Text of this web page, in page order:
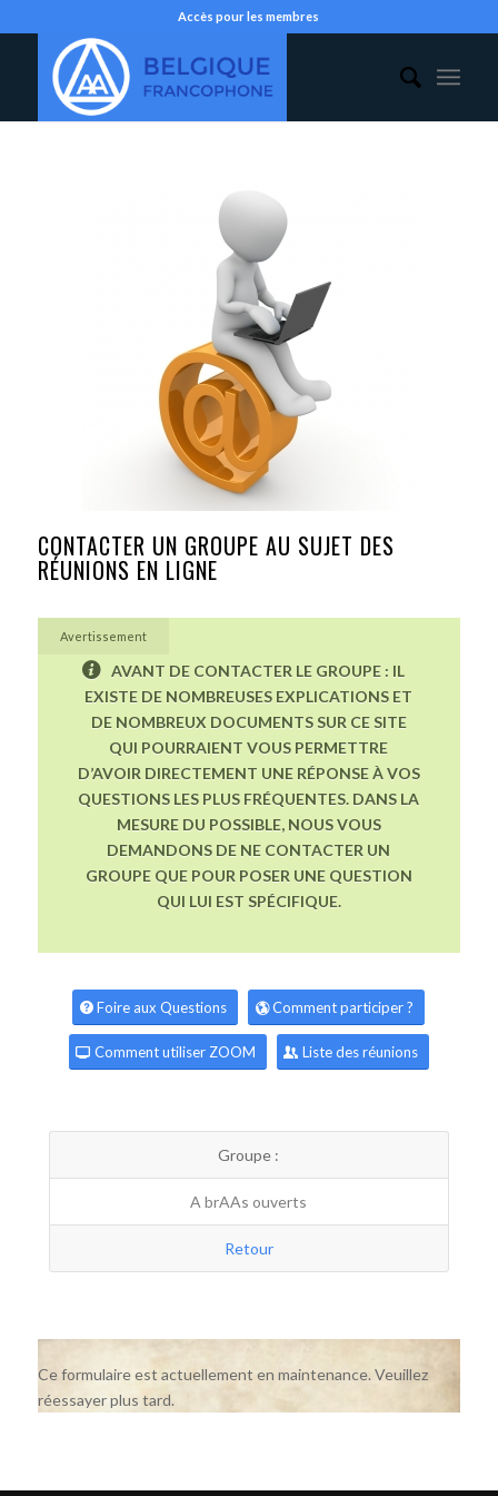
Accès pour les membres
CONTACTER UN GROUPE AU SUJET DES
RÉUNIONS EN LIGNE
Avertissement
AVANT DE CONTACTER LE GROUPE : IL
EXISTE DE NOMBREUSES EXPLICATIONS ET
DE NOMBREUX DOCUMENTS SUR CE SITE
QUI POURRAIENT VOUS PERMETTRE
D’AVOIR DIRECTEMENT UNE RÉPONSE À VOS
QUESTIONS LES PLUS FRÉQUENTES. DANS LA
MESURE DU POSSIBLE, NOUS VOUS
DEMANDONS DE NE CONTACTER UN
GROUPE QUE POUR POSER UNE QUESTION
QUI LUI EST SPÉCIFIQUE.
Foire aux Questions Comment participer ?
Comment utiliser ZOOM Liste des réunions
Groupe :
A brAAs ouverts
Retour
Ce formulaire est actuellement en maintenance. Veuillez
réessayer plus tard.